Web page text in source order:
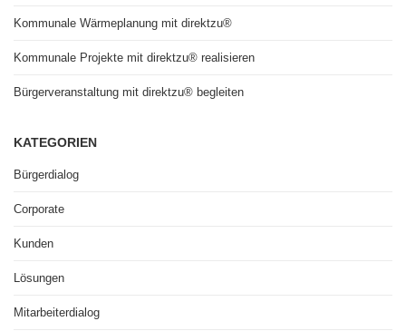
Kommunale Wärmeplanung mit direktzu®
Kommunale Projekte mit direktzu® realisieren
Bürgerveranstaltung mit direktzu® begleiten
KATEGORIEN
Bürgerdialog
Corporate
Kunden
Lösungen
Mitarbeiterdialog